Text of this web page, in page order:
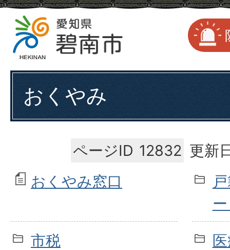
おくやみ
ページID 12832 更新
おくやみ窓口
市税